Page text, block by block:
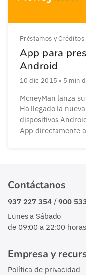
Préstamos y Créditos
App para
Android
10 dic 2015 • 5 min
MoneyMan lanza
Ha llegado la
dispositivos Android. Puedes descargar la
App directamente
eres un nuevo
personalizada.
Contáctanos
937 227 354 / 900
Lunes a Sábado
de 09:00 a 22:00 horas
Empresa y
Política de privacidad